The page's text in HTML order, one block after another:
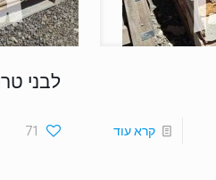
קרא עוד
לבני
71